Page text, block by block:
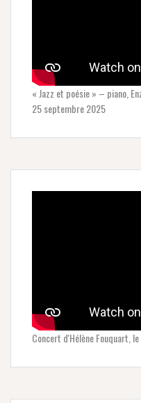
« Jazz et poésie » – piano,
25 septembre 2025
Concert d'Hélène Fouquart,